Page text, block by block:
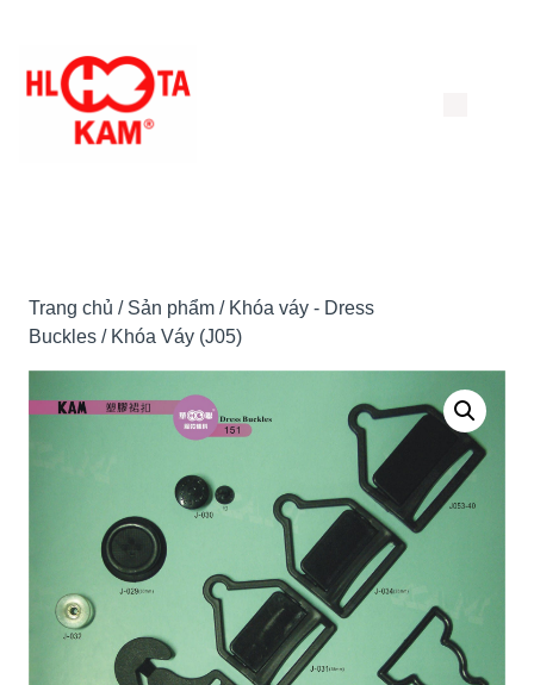
đến
Trang chủ / Sản phẩm / Khóa váy - Dress
Buckles / Khóa Váy (J05)